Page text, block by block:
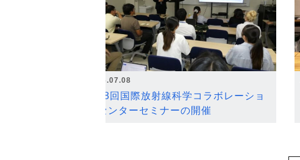
2026.07.08
第18回国際放射線科学コラボレーショ
ンセンターセミナーの開催